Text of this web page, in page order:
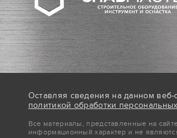
Оставляя сведения на данном веб-
политикой обработки
Все материалы, представленные на
информационный характер и не